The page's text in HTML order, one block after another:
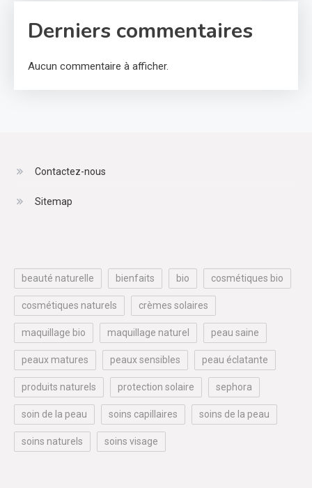
Derniers commentaires
Aucun commentaire à afficher.
Contactez-nous
Sitemap
beauté naturelle bienfaits bio cosmétiques bio
cosmétiques naturels crèmes solaires
maquillage bio maquillage naturel peau saine
peaux matures peaux sensibles peau éclatante
produits naturels protection solaire sephora
soin de la peau soins capillaires soins de la peau
soins naturels soins visage